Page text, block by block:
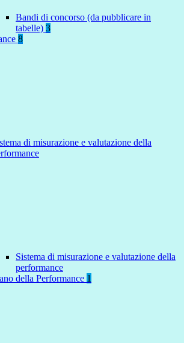
Bandi di concorso (da pubblicare in
tabelle) 3
8
di misurazione e valutazione della
Sistema di misurazione e valutazione della
performance
della Performance 1